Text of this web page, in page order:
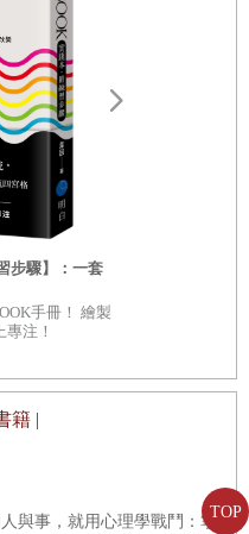
TOP
步驟】：一套
手冊！ 繪製
注！
籍 |
與事，就用心理學戰鬥：掌